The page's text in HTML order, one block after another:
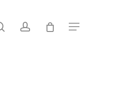
searchaccount Menu